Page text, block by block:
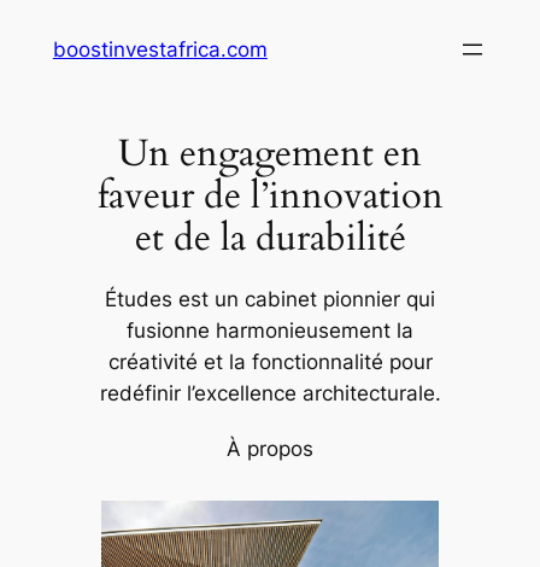
boostinvestafrica.com
Un engagement en
faveur de l’innovation
et de la durabilité
Études est un cabinet pionnier qui
fusionne harmonieusement la
créativité et la fonctionnalité pour
redéfinir l’excellence architecturale.
À propos